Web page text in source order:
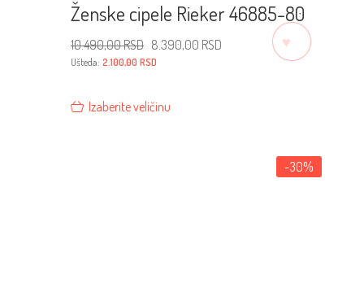
Ženske cipele Rieker 46885-80
10.490,00RSD Originalna
cena
je
bila:
10.490,00 RSD.
8.390,00 RSD
8.390,00 RSD.
Ušteda: 2.100,00 RSD
Izaberite veličinu
-30%